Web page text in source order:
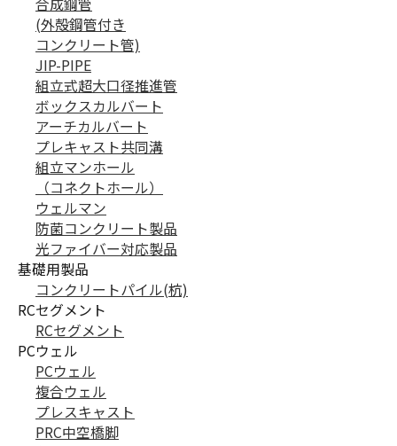
(外殻鋼管付き
コンクリート管)
JIP-PIPE
組立式超大口径推進管
ボックスカルバート
アーチカルバート
プレキャスト共同溝
組立マンホール
（コネクトホール）
ウェルマン
防菌コンクリート製品
光ファイバー対応製品
基礎用製品
コンクリートパイル(杭)
RCセグメント
RCセグメント
PCウェル
PCウェル
複合ウェル
プレスキャスト
PRC中空橋脚